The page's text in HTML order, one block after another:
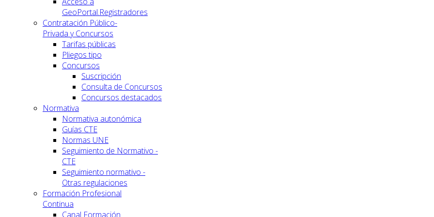
GeoPortal.Registradores
Contratación Público-
Privada y Concursos
Tarifas públicas
Pliegos tipo
Concursos
Suscripción
Consulta de Concursos
Concursos destacados
Normativa
Normativa autonómica
Guías CTE
Normas UNE
Seguimiento de Normativo -
CTE
Seguimiento normativo -
Otras regulaciones
Formación Profesional
Continua
Canal Formación